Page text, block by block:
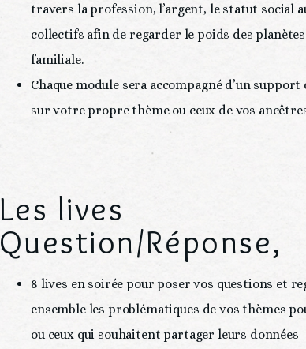
travers la profession, l’argent, le statut social
collectifs afin de regarder le poids des
familiale.
Chaque module sera accompagné d’un
sur votre propre thème ou ceux
Les lives
Question/Réponse,
8 lives en soirée pour poser vos questions et
ensemble les problématiques de vos thèmes
ou ceux qui souhaitent partager leurs données